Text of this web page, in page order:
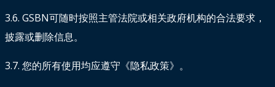
3.6. GSBN可随时按照主管法院或相关政府机构的合法要求，
披露或删除信息。
3.7. 您的所有使用均应遵守《隐私政策》。